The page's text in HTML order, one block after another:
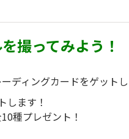
撮ってみよう！
ディングカードをゲット
します！
種プレゼント！